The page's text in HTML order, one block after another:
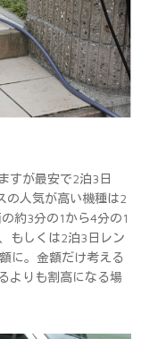
すが最安で2泊3日
の人気が高い機種は2
約3分の1から4分の1
もしくは2泊3日レン
に。金額だけ考える
よりも割高になる場